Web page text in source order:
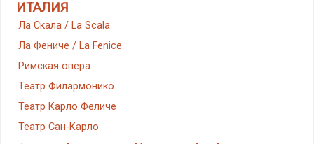
ИТАЛИЯ
Ла Скала / La Scala
Ла Фениче / La Fenice
Римская опера
Театр Филармонико
Театр Карло Феличе
Театр Сан-Карло